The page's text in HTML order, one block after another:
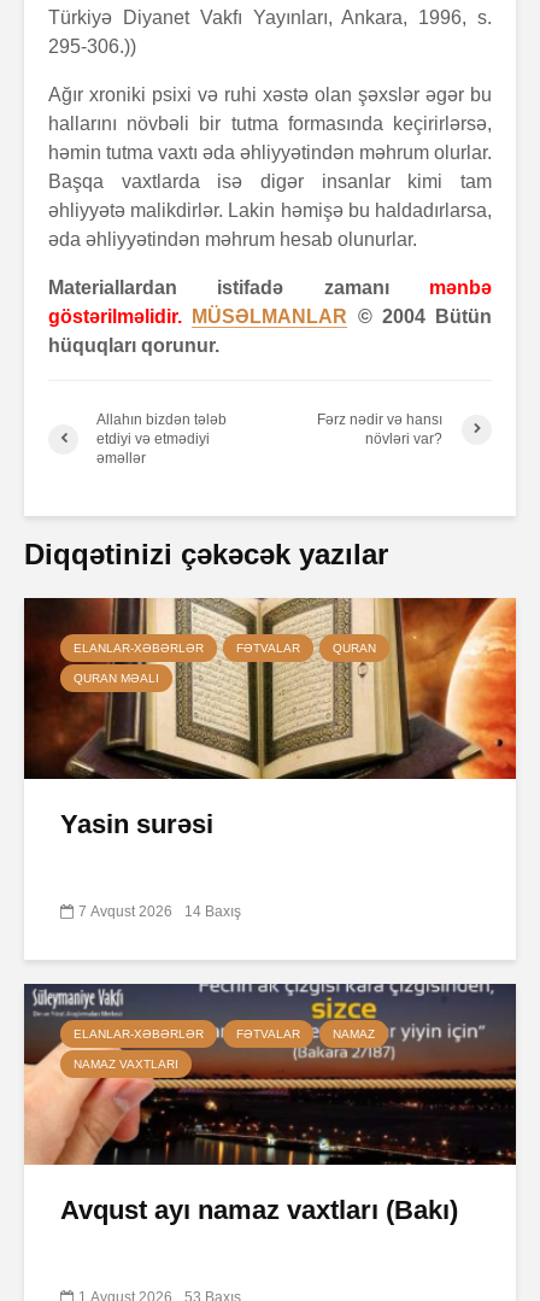
Türkiyə Diyanet Vakfı Yayınları, Ankara, 1996, s.
295-306.))
Ağır xroniki psixi və ruhi xəstə olan şəxslər əgər bu
hallarını növbəli bir tutma formasında keçirirlərsə,
həmin tutma vaxtı əda əhliyyətindən məhrum olurlar.
Başqa vaxtlarda isə digər insanlar kimi tam
əhliyyətə malikdirlər. Lakin həmişə bu haldadırlarsa,
əda əhliyyətindən məhrum hesab olunurlar.
Materiallardan istifadə zamanı mənbə
göstərilməlidir.
MÜSƏLMANLAR © 2004 Bütün
hüquqları qorunur.
Allahın bizdən tələb
etdiyi və etmədiyi
əməllər
Fərz nədir və hansı
növləri var?
Diqqətinizi çəkəcək yazılar
ELANLAR-XƏBƏRLƏR FƏTVALAR QURAN
QURAN MƏALI
Yasin surəsi
7 Avqust 2026 14 Baxış
ELANLAR-XƏBƏRLƏR FƏTVALAR NAMAZ
NAMAZ VAXTLARI
Avqust ayı namaz vaxtları (Bakı)
1 Avqust 2026 53 Baxış